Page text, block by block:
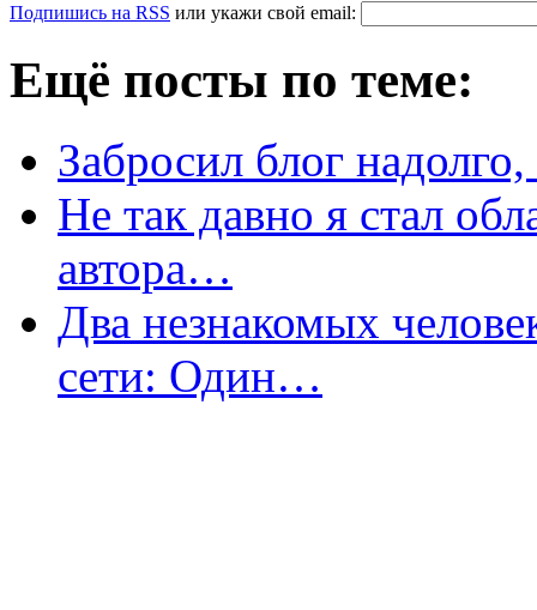
Подпишись на RSS или укажи свой email:
Ещё посты по теме:
Забросил блог
Не так давно я стал
автора…
Два незнакомых
сети: Один…